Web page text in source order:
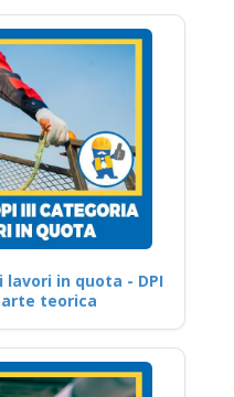
in quota - DPI
teorica